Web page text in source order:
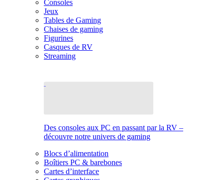
Consoles
Jeux
Tables de Gaming
Chaises de gaming
Figurines
Casques de RV
Streaming
Des consoles aux PC en passant par la RV –
découvre notre univers de gaming
Blocs d’alimentation
Boîtiers PC & barebones
Cartes d’interface